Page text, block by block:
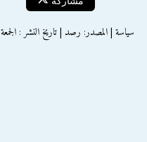
سياسة | المصدر: رصد | تاريخ النشر : الجمعة 01 مايو 2015